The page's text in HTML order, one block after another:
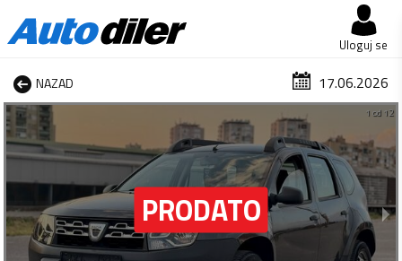
Uloguj se
NAZAD 17.06.2026
1 od 12